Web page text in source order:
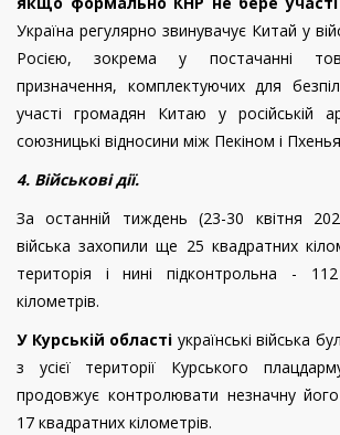
Україна регулярно звинувачує Китай у
Росією, зокрема у постачанні
призначення, комплектуючих для
участі громадян Китаю у російській
союзницькі відносини між Пекіном і
4. Військові дії.
За останній тиждень (23-30 квітня
війська захопили ще 25 квадратних
територія і нині підконтрольна -
кілометрів.
У Курській області українські війська
з усієї території Курського
продовжує контролювати незначну
17 квадратних кілометрів.